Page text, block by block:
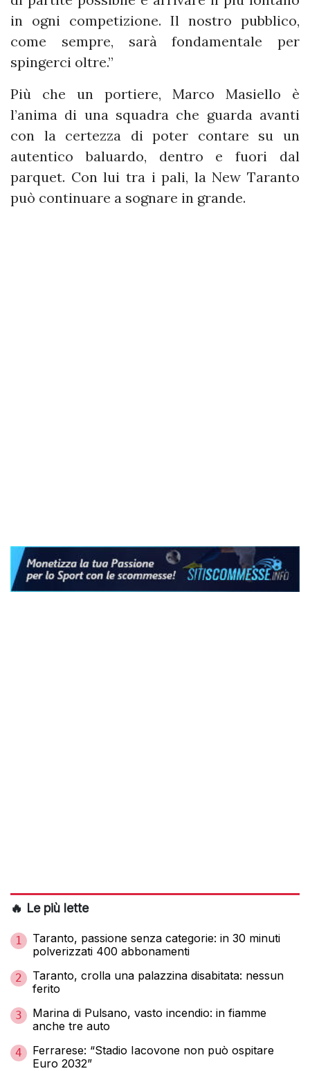
in ogni competizione. Il nostro pubblico,
come sempre, sarà fondamentale per
spingerci oltre.”
Più che un portiere, Marco Masiello è
l’anima di una squadra che guarda avanti
con la certezza di poter contare su un
autentico baluardo, dentro e fuori dal
parquet. Con lui tra i pali, la New Taranto
può continuare a sognare in grande.
🔥 Le più lette
1
Taranto, passione senza categorie: in 30 minuti
polverizzati 400 abbonamenti
2
Taranto, crolla una palazzina disabitata: nessun
ferito
3
Marina di Pulsano, vasto incendio: in fiamme
anche tre auto
4
Ferrarese: “Stadio Iacovone non può ospitare
Euro 2032”